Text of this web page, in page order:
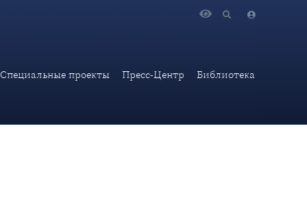
Специальные проекты Пресс-Центр Библиотека